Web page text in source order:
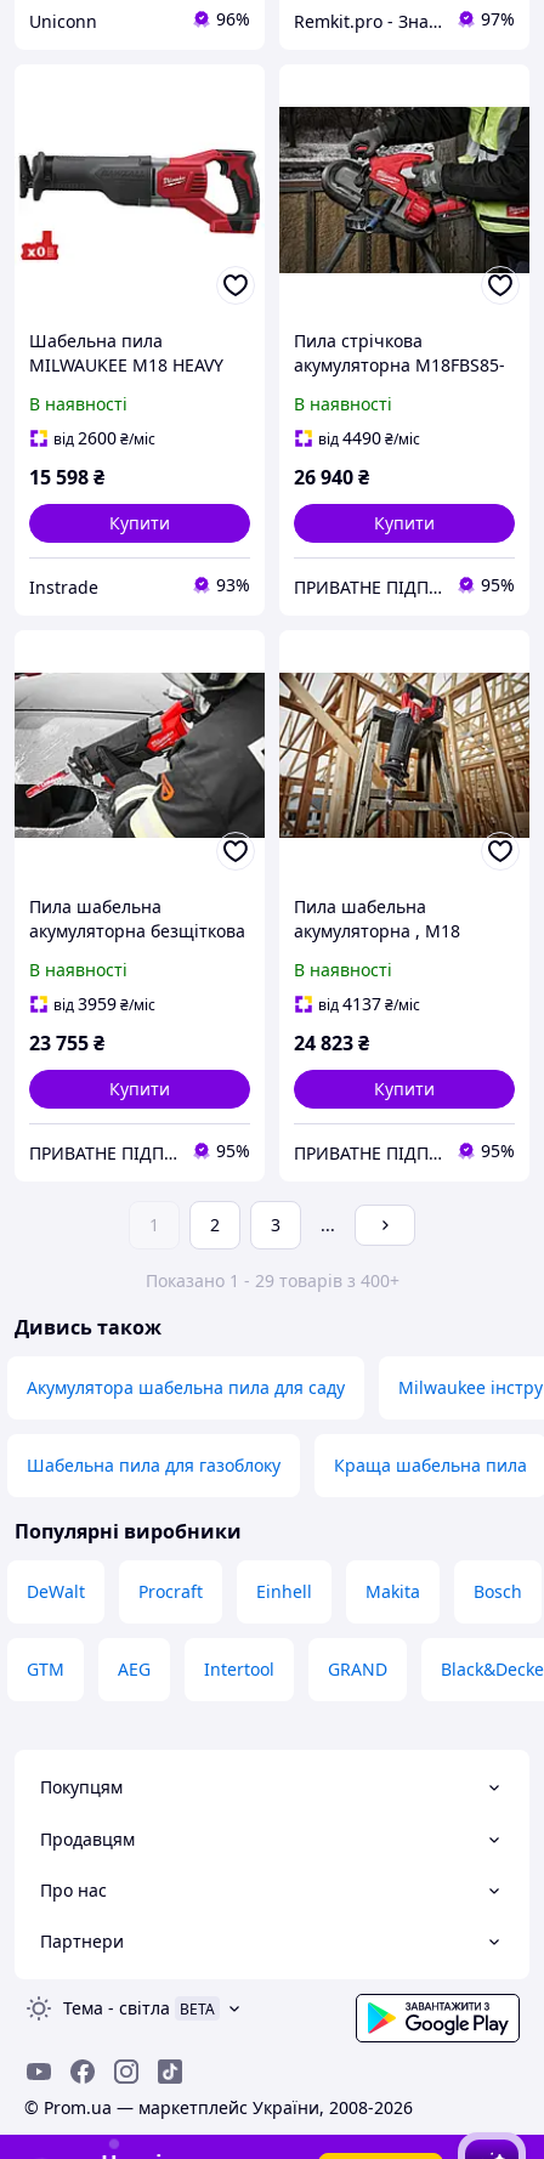
Uniconn 96% Remkit.pro - Знайдемо все, що вам потрібне! 97%
Шабельна пила
MILWAUKEE M18 HEAVY
0
В наявності
від2600₴/міс
15 598₴
Купити
Instrade 93%
Пила стрічкова
акумуляторна M18FBS85-
кейс) MILWAUKEE
4933471496
В наявності
від4490₴/міс
26 940₴
Купити
ПРИВАТНЕ ПІДПРИЄМСТВО АГРОТЕХПОСТАЧ ПЛЮС 95%
Пила шабельна
акумуляторна безщіткова
полотно, HDкейс)
MILWAUKEE 4933478293
В наявності
від3959₴/міс
23 755₴
Купити
ПРИВАТНЕ ПІДПРИЄМСТВО АГРОТЕХПОСТАЧ ПЛЮС 95%
Пила шабельна
акумуляторна , M18
полотно, HD кейс)
MILWAUKEE 4933478296
В наявності
від4137₴/міс
24 823₴
Купити
ПРИВАТНЕ ПІДПРИЄМСТВО АГРОТЕХПОСТАЧ ПЛЮС 95%
1 2 3 ...
Показано 1 - 29 товарів з 400+
Дивись також
Акумулятора шабельна пила для саду Milwaukee
Шабельна пила для газоблоку Краща шабельна пила
Популярні виробники
DeWalt Procraft Einhell Makita Bosch
GTM AEG Intertool GRAND
Покупцям
Продавцям
Про нас
Партнери
Тема - світла BETA
© Prom.ua — маркетплейс України, 2008-2026